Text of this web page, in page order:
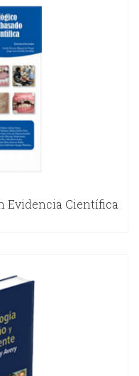
Evidencia Científica